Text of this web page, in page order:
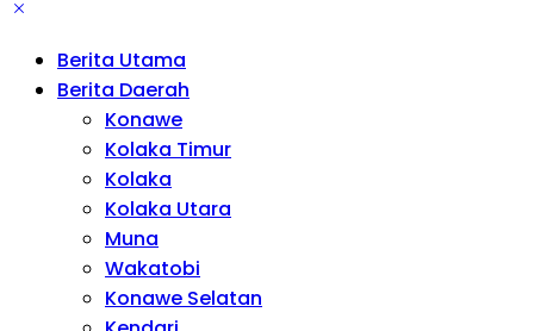
Berita Utama
Berita Daerah
Konawe
Kolaka Timur
Kolaka
Kolaka Utara
Muna
Wakatobi
Konawe Selatan